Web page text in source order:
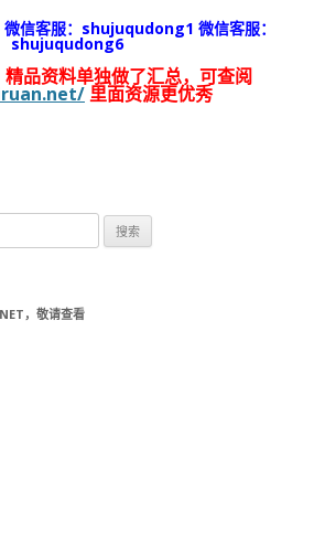
信客服：shujuqudong1 微信客服：
shujuqudong6
品资料单独做了汇总，可查阅
里面资源更优秀
，敬请查看